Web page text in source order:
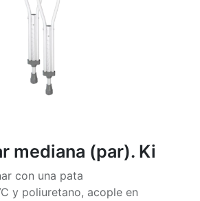
mediana (par). Ki
con una pata
y poliuretano, acople en